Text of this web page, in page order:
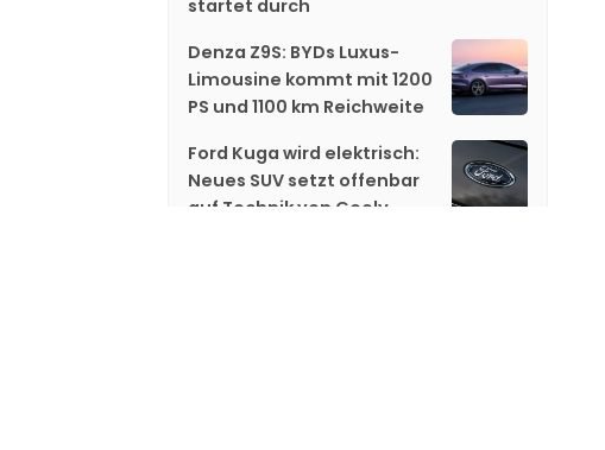
startet durch
Denza Z9S: BYDs Luxus-
Limousine kommt mit 1200
PS und 1100 km Reichweite
Ford Kuga wird elektrisch:
Neues SUV setzt offenbar
auf Technik von Geely